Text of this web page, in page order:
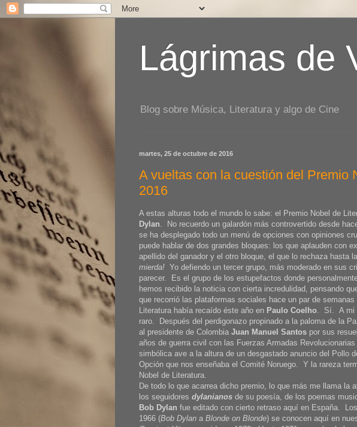
Lágrimas de
Blog sobre Música, Literatura y algo de Cine
martes, 25 de octubre de 2016
A vueltas con la cuestión del Premio
2016
A estas alturas todo el mundo lo sabe: el Premio Nobel de
Dylan. No recuerdo un galardón más controvertido desde
se ha desplegado todo un menú de opciones con opiniones
puede hablar de dos grandes bloques: los que aplauden con
apellido del ganador y el otro bloque, el que lo rechaza hasta
mierda! Yo defiendo un tercer grupo, más moderado en sus
parecer. Es el grupo de los estupefactos donde
hemos recibido la noticia con cierta incredulidad, pensando
que recorrió las plataformas sociales hace un par de
Literatura había recaído éste año en Paulo Coelho. Sí. A mi
raro. Después del perdigonazo propinado a la paloma de la
al presidente de Colombia Juan Manuel Santos por sus
años de guerra civil con las Fuerzas Armadas
simbólica ave a la altura de un desgastado anuncio del Pollo
Opción que nos enseñaba el Comité Noruego. Y la rareza
Nobel de Literatura.
De todo lo que acarrea dicho premio, lo que más me llama la
los seguidores dylanianos de su poesía, de los poemas
Bob Dylan fue editado con cierto retraso aquí en España.
1966 (Bob Dylan a Blonde on Blonde) se conocen aquí en